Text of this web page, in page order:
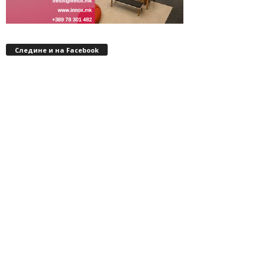
Следине и на Facebook